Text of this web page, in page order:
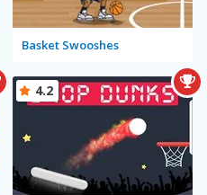
Basket Swooshes
4.2